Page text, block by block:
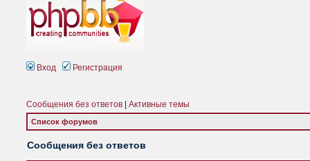
Вход Регистрация
Сообщения без ответов Активные темы
Список форумов
Сообщения без ответов